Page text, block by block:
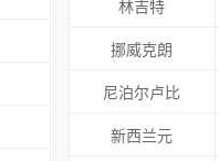
林吉特
挪威克朗
尼泊尔卢比
新西兰元